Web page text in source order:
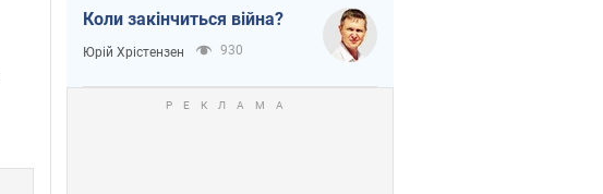
Коли закінчиться війна?
Юрій Хрістензен 930